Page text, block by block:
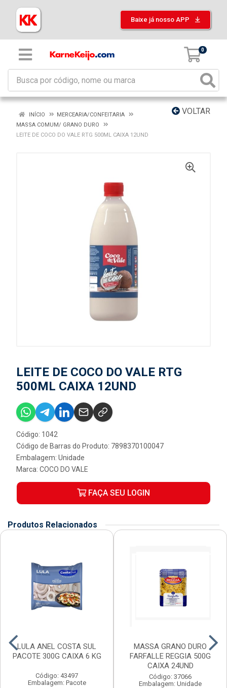
Baixe já nosso APP
0
VOLTAR
INÍCIO
MERCEARIA/CONFEITARIA
MASSA COMUM/ GRANO DURO
LEITE DE COCO DO VALE RTG 500ML CAIXA 12UND
LEITE DE COCO DO VALE RTG
500ML CAIXA 12UND
Código: 1042
Código de Barras do Produto: 7898370100047
Embalagem: Unidade
Marca: COCO DO VALE
FAÇA SEU LOGIN
Produtos Relacionados
LULA ANEL COSTA SUL
PACOTE 300G CAIXA 6 KG
Código: 43497
Embalagem: Pacote
MASSA GRANO DURO
FARFALLE REGGIA 500G
CAIXA 24UND
Código: 37066
Embalagem: Unidade